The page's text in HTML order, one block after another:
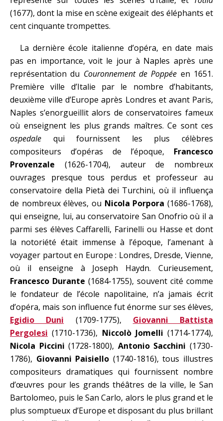
(1677), dont la mise en scène exigeait des éléphants et
cent cinquante trompettes.
La dernière école italienne d’opéra, en date mais
pas en importance, voit le jour à Naples après une
représentation du Couronnement de Poppée en 1651.
Première ville d’Italie par le nombre d’habitants,
deuxième ville d’Europe après Londres et avant Paris,
Naples s’enorgueillit alors de conservatoires fameux
où enseignent les plus grands maîtres. Ce sont ces
ospedale qui fournissent les plus célèbres
compositeurs d’opéras de l’époque, Francesco
Provenzale (1626-1704), auteur de nombreux
ouvrages presque tous perdus et professeur au
conservatoire della Pietà dei Turchini, où il influença
de nombreux élèves, ou Nicola Porpora (1686-1768),
qui enseigne, lui, au conservatoire San Onofrio où il a
parmi ses élèves Caffarelli, Farinelli ou Hasse et dont
la notoriété était immense à l’époque, l’amenant à
voyager partout en Europe : Londres, Dresde, Vienne,
où il enseigne à Joseph Haydn. Curieusement,
Francesco Durante (1684-1755), souvent cité comme
le fondateur de l’école napolitaine, n’a jamais écrit
d’opéra, mais son influence fut énorme sur ses élèves,
Egidio Duni (1709-1775), Giovanni Battista
Pergolesi (1710-1736), Niccolò Jomelli (1714-1774),
Nicola Piccini (1728-1800), Antonio Sacchini (1730-
1786), Giovanni Paisiello (1740-1816), tous illustres
compositeurs dramatiques qui fournissent nombre
d’œuvres pour les grands théâtres de la ville, le San
Bartolomeo, puis le San Carlo, alors le plus grand et le
plus somptueux d’Europe et disposant du plus brillant